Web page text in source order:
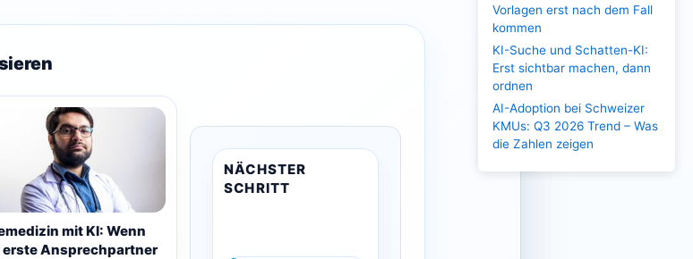
mit KI: Wenn
erste Ansprechpartner
NÄCHSTER
SCHRITT
Vorlagen erst nach dem Fall
kommen
KI-Suche und Schatten-KI:
Erst sichtbar machen, dann
ordnen
AI-Adoption bei Schweizer
KMUs: Q3 2026 Trend – Was
die Zahlen zeigen